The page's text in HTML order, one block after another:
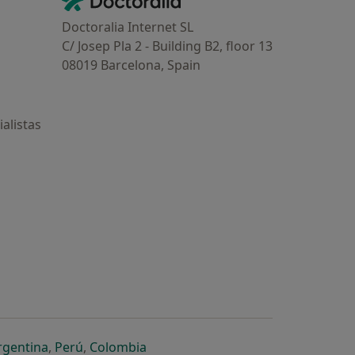
Doctoralia Internet SL
C/ Josep Pla 2 - Building B2, floor 13
08019 Barcelona, Spain
pestaña
una nueva pestaña
en una nueva pestaña
se abre en una nueva pestaña
, Perúse abre en una nueva pestaña
, Colombiase abre en una nueva pestaña